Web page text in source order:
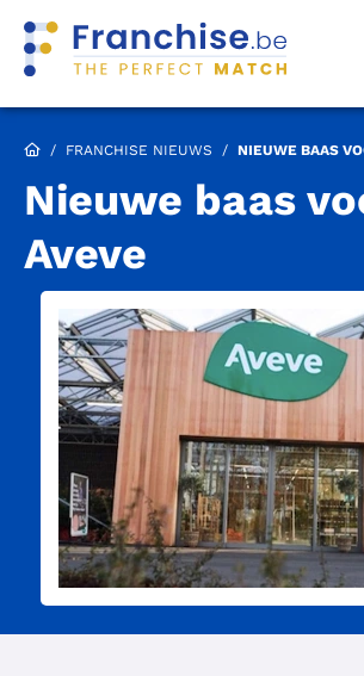
/ FRANCHISE NIEUWS / NIEUWE BAAS
Nieuwe baas
Aveve